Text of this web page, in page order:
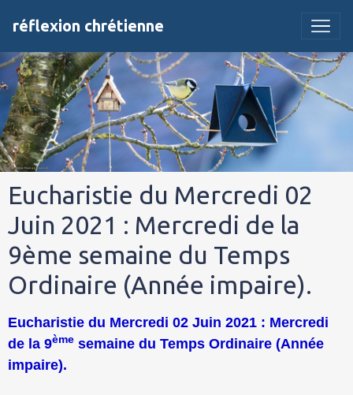
réflexion chrétienne
Eucharistie du Mercredi 02
Juin 2021 : Mercredi de la
9ème semaine du Temps
Ordinaire (Année impaire).
Eucharistie du Mercredi 02 Juin 2021 : Mercredi
de la 9ème semaine du Temps Ordinaire (Année
impaire).